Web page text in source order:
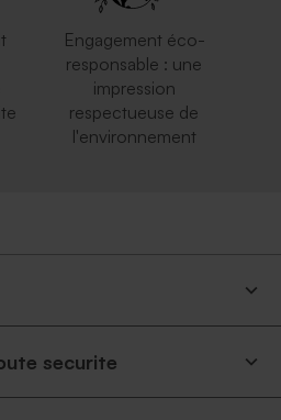
Engagement éco-
responsable : une
impression
respectueuse de
l'environnement
securite